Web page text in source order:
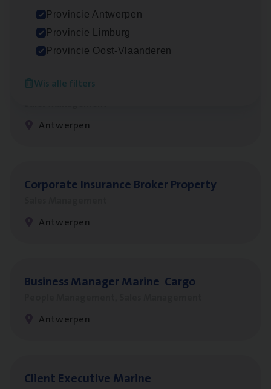
Provincie Antwerpen
Provincie Limburg
Provincie Oost-Vlaanderen
Wis alle filters
Insurance Operations
Beveren
Insu­ran­ce Bro­ker
Antwerpen
Cor­po­ra­te Insu­ran­ce Bro­ker Property
Antwerpen
Busi­ness Mana­ger Mari­ne Cargo
Antwerpen
Client Exe­cu­ti­ve Marine